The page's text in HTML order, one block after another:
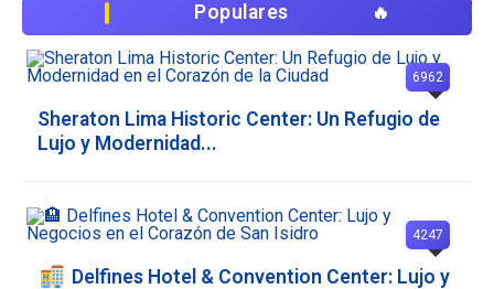
Populares
Sheraton Lima Historic Center: Un Refugio de
Lujo y Modernidad...
6962
Delfines Hotel & Convention Center: Lujo y
4247